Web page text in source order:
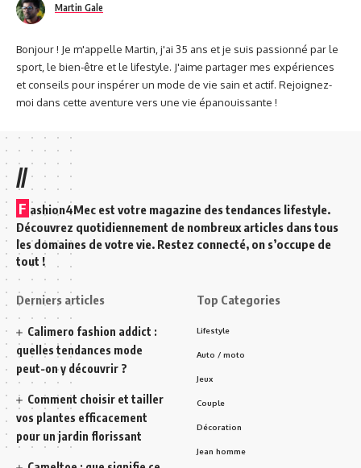
Martin Gale
Bonjour ! Je m'appelle Martin, j'ai 35 ans et je suis passionné par le
sport, le bien-être et le lifestyle. J'aime partager mes expériences
et conseils pour inspérer un mode de vie sain et actif. Rejoignez-
moi dans cette aventure vers une vie épanouissante !
//
F ashion4Mec est votre magazine des tendances lifestyle.
Découvrez quotidiennement de nombreux articles dans tous
les domaines de votre vie. Restez connecté, on s’occupe de
tout !
Derniers articles
Calimero fashion addict :
quelles tendances mode
peut-on y découvrir ?
Comment choisir et tailler
vos plantes efficacement
pour un jardin florissant
Top Categories
Lifestyle
Auto / moto
Jeux
Couple
Décoration
Jean homme